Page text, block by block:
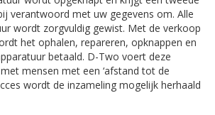
verantwoord met uw gegevens om. Alle
wordt zorgvuldig gewist. Met de verkoop
het ophalen, repareren, opknappen en
betaald. D-Two voert deze
mensen met een ‘afstand tot de
wordt de inzameling mogelijk herhaald